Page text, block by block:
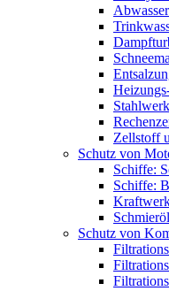
Stahlwerk
Zellstoff
Schutz von
Schiffe:
Schiffe:
Schutz von